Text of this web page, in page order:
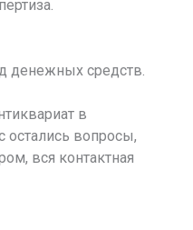
денежных средств.
в
остались вопросы,
вся контактная